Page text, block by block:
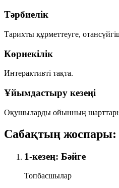
Тәрбиелік
Тарихты құрметтеуге,
Көрнекілік
Интерактивті тақта.
Ұйымдастыру кезеңі
Оқушыларды ойынның
Сабақтың жоспары:
1-кезең: Бәйге
Топбасшылар